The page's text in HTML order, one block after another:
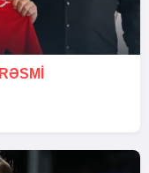
RƏSMİ